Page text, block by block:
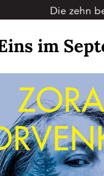
im